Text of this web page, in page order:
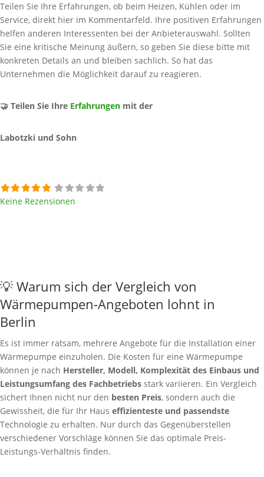
Teilen Sie Ihre Erfahrungen, ob beim Heizen, Kühlen oder im
Service, direkt hier im Kommentarfeld. Ihre positiven Erfahrungen
helfen anderen Interessenten bei der Anbieterauswahl. Sollten
Sie eine kritische Meinung äußern, so geben Sie diese bitte mit
konkreten Details an und bleiben sachlich. So hat das
Unternehmen die Möglichkeit darauf zu reagieren.
🤝 Teilen Sie Ihre Erfahrungen mit der
Labotzki und Sohn
Keine Rezensionen
💡 Warum sich der Vergleich von
Wärmepumpen-Angeboten lohnt in
Berlin
Es ist immer ratsam, mehrere Angebote für die Installation einer
Wärmepumpe einzuholen. Die Kosten für eine Wärmepumpe
können je nach Hersteller, Modell, Komplexität des Einbaus und
Leistungsumfang des Fachbetriebs stark variieren. Ein Vergleich
sichert Ihnen nicht nur den besten Preis, sondern auch die
Gewissheit, die für Ihr Haus effizienteste und passendste
Technologie zu erhalten. Nur durch das Gegenüberstellen
verschiedener Vorschläge können Sie das optimale Preis-
Leistungs-Verhältnis finden.